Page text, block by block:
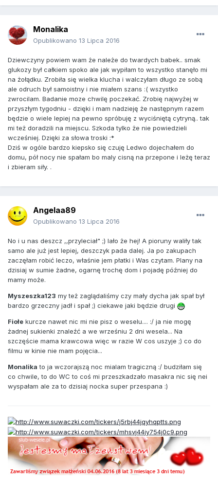
Monalika
Opublikowano 13 Lipca 2016
Dziewczyny powiem wam że należe do twardych babek.. smak
glukozy był całkiem spoko ale jak wypiłam to wszystko stanęło mi
na żołądku. Zrobiła się wielka klucha i walczyłam długo ze sobą
ale odruch był samoistny i nie miałem szans :( wszystko
zwrocilam. Badanie moze chwilę poczekać. Zrobię najwyżej w
przyszłym tygodniu - dzięki i mam nadzieję że następnym razem
będzie o wiele lepiej na pewno spróbuję z wyciśniętą cytryną.. tak
mi też doradzili na miejscu. Szkoda tylko że nie powiedzieli
wcześniej. Dzięki za słowa troski :*
Dziś w ogóle bardzo kiepsko się czuję Ledwo dojechałem do
domu, pół nocy nie spałam bo maly cisną na przepone i leżę teraz
i zbieram siły. .
Angelaa89
Opublikowano 13 Lipca 2016
No i u nas deszcz ,,przyleciał" ;) lało że hej! A pioruny waliły tak
samo ale już jest lepiej, deszczyk pada dalej. Ja po zakupach
zaczęłam robić leczo, właśnie jem płatki i Was czytam. Plany na
dzisiaj w sumie żadne, ogarnę trochę dom i pojadę później do
mamy może.
Myszeszka123 my też zaglądaliśmy czy mały dycha jak spał był
bardzo grzeczny jadł i spał ;) ciekawe jaki będzie drugi
Fiołe kurcze nawet nic mi nie pisz o weselu.... :/ ja nie mogę
żadnej sukienki znaleźć a we wrześniu 2 dni wesela... Na
szczęście mama krawcowa więc w razie W cos uszyje ;) co do
filmu w kinie nie mam pojęcia...
Monalika to ja wczorajszą noc mialam tragiczną :/ budziłam się
co chwile, to do WC to coś mi przeszkadzało masakra nic się nei
wyspałam ale za to dzisiaj nocka super przespana :)